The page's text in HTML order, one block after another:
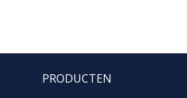
PRODUCTEN